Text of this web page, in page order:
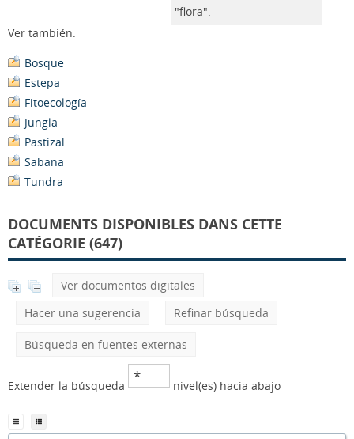
"flora".
Ver también:
Bosque
Estepa
Fitoecología
Jungla
Pastizal
Sabana
Tundra
DOCUMENTS DISPONIBLES DANS CETTE
CATÉGORIE (647)
Ver documentos digitales
Hacer una sugerencia
Refinar búsqueda
Búsqueda en fuentes externas
Extender la búsqueda nivel(es) hacia abajo